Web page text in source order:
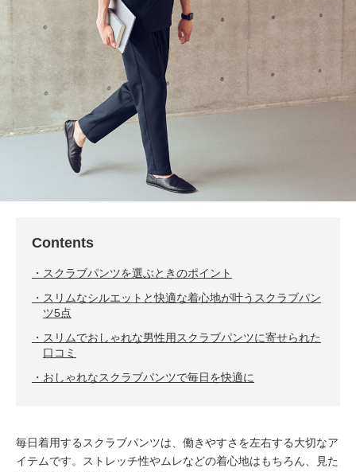
Contents
スクラブパンツを選ぶときのポイント
スリムなシルエットと快適な着心地が叶うスクラブパン
ツ5点
スリムでおしゃれな男性用スクラブパンツに寄せられた
口コミ
おしゃれなスクラブパンツで毎日を快適に
毎日着用するスクラブパンツは、働きやすさを左右する大切なア
イテムです。ストレッチ性やムレなどの着心地はもちろん、見た